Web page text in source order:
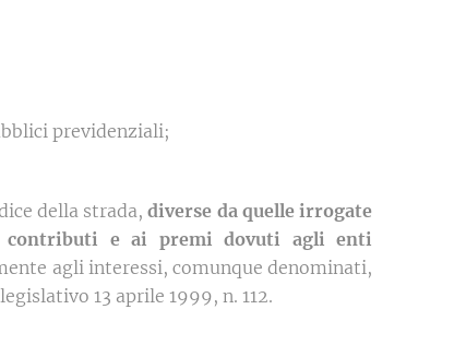
previdenziali;
della strada,diverse da quelle irrogate
e ai premi dovuti agli enti
agli interessi, comunque denominati,
13 aprile 1999, n. 112.